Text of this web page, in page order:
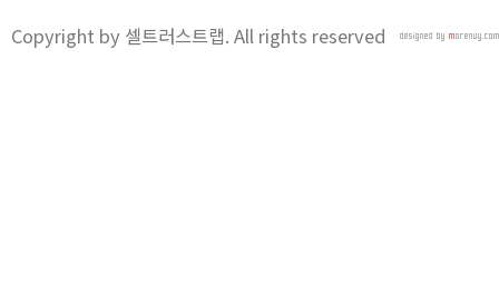
Copyright by 셀트러스트랩. All rights reserved